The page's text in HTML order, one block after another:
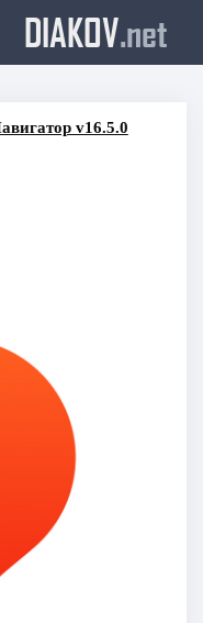
DIAKOV.net
v16.5.0